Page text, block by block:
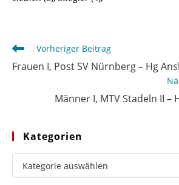
Weitere
Artikel
ansehen
Vorheriger Beitrag
Frauen I, Post SV Nürnberg – Hg
Männer I, MTV Stadeln II –
Kategorien
Kategorien